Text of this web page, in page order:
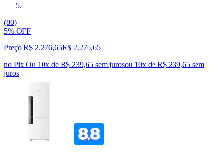
(80)
5% OFF
Preço R$ 2.276,65R$ 2.276,65
no Pix Ou 10x de R$ 239,65 sem jurosou 10x de R$ 239,65 sem
juros